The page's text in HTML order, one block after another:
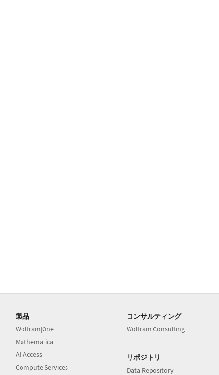
製品
Wolfram|One
Mathematica
AI Access
Compute Services
コンサルティング
Wolfram Consulting
リポジトリ
Data Repository